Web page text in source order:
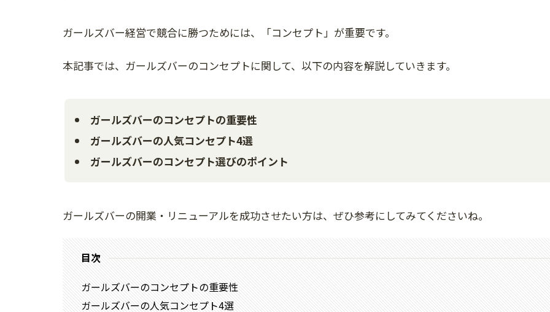
ガールズバー経営で競合に勝つためには、「コンセプト」が重要です。
本記事では、ガールズバーのコンセプトに関して、以下の内容を解説していきます。
ガールズバーのコンセプトの重要性
ガールズバーの人気コンセプト4選
ガールズバーのコンセプト選びのポイント
ガールズバーの開業・リニューアルを成功させたい方は、ぜひ参考にしてみてくださいね。
目次
ガールズバーのコンセプトの重要性
ガールズバーの人気コンセプト4選